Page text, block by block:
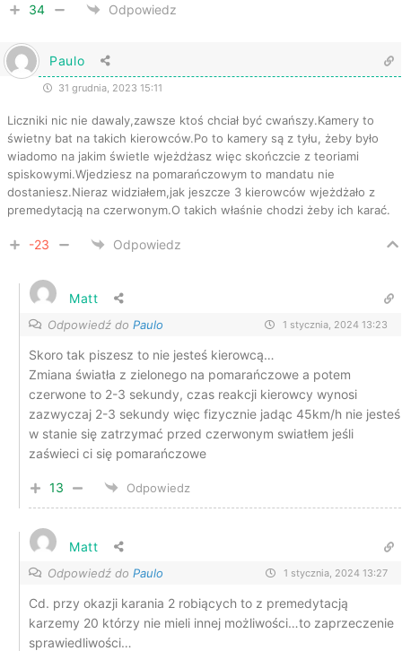
34 Odpowiedz
Paulo
31 grudnia, 2023 15:11
Liczniki nic nie dawaly,zawsze ktoś chciał być cwańszy.Kamery to
świetny bat na takich kierowców.Po to kamery są z tyłu, żeby było
wiadomo na jakim świetle wjeżdżasz więc skończcie z teoriami
spiskowymi.Wjedziesz na pomarańczowym to mandatu nie
dostaniesz.Nieraz widziałem,jak jeszcze 3 kierowców wjeżdżało z
premedytacją na czerwonym.O takich właśnie chodzi żeby ich karać.
-23 Odpowiedz
Matt
Odpowiedź do Paulo 1 stycznia, 2024 13:23
Skoro tak piszesz to nie jesteś kierowcą…
Zmiana światła z zielonego na pomarańczowe a potem
czerwone to 2-3 sekundy, czas reakcji kierowcy wynosi
zazwyczaj 2-3 sekundy więc fizycznie jadąc 45km/h nie jesteś
w stanie się zatrzymać przed czerwonym swiatłem jeśli
zaświeci ci się pomarańczowe
13 Odpowiedz
Matt
Odpowiedź do Paulo 1 stycznia, 2024 13:27
Cd. przy okazji karania 2 robiących to z premedytacją
karzemy 20 którzy nie mieli innej możliwości…to zaprzeczenie
sprawiedliwości…